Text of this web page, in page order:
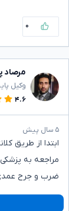
۰
مرصاد
وکیل
۴.۶
۵ سال پیش
ابتدا از طریق
مراجعه به
ضرب و جرح